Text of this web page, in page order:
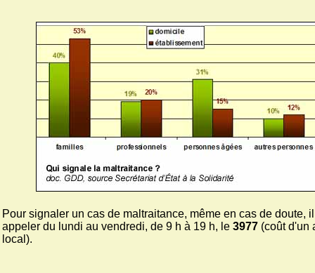
Pour signaler un cas de maltraitance, même en cas de doute,
appeler du lundi au vendredi, de 9 h à 19 h, le 3977 (coût d'un
local).